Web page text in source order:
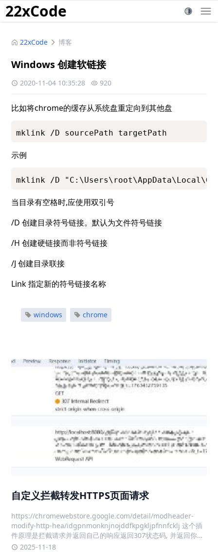
22xCode
22xCode 博客
Windows 创建软链接
2020-11-04 10:35:28 920
比如将chrome的缓存从系统盘重定向到其他盘
mklink /D sourcePath targetPath
示例
mklink /D
当目录有空格时,应使用双引号
/D 创建目录符号链接。默认为文件符号链接
/H 创建硬链接而非符号链接
/J 创建目录联接
Link 指定新的符号链接名称
windows chrome
自定义拦截转发HTTPS页面请求
https://chromewebstore.google.com/detail/modheader-
modify-http-hea/idgpnmonknjnojddfkpgkljpfnnfcklj 这个插
件原理是拦截请求并返回自己的响应返回307状态码, 并返回你定
义的url原请求匹配.*://
2025-11-18